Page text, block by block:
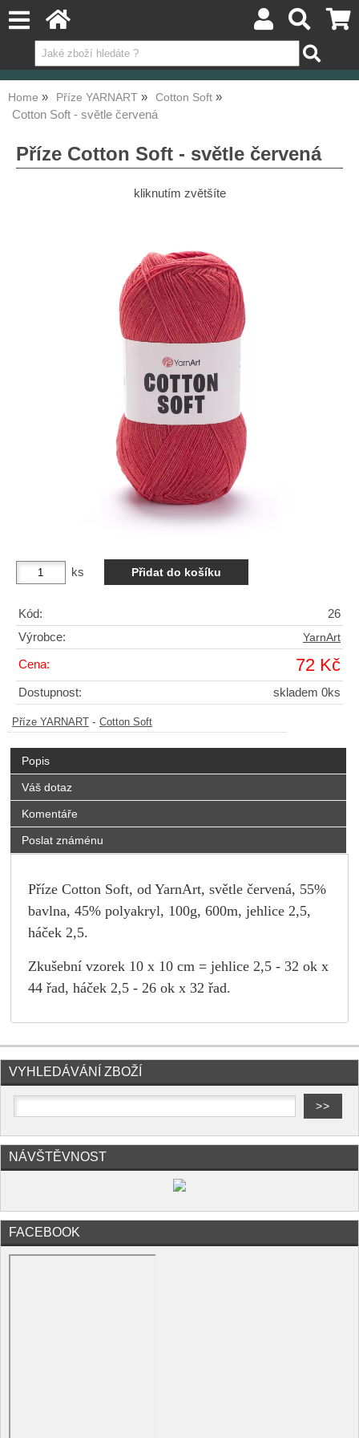
Home Příze YARNART Cotton Soft
Cotton Soft - světle červená
Příze Cotton Soft - světle červená
kliknutím zvětšíte
ks
Kód:
26
Výrobce:
YarnArt
Cena: 72 Kč
Dostupnost: skladem 0ks
Příze YARNART - Cotton Soft
Popis
Váš dotaz
Komentáře
Poslat známénu
Příze Cotton Soft, od YarnArt, světle červená, 55%
bavlna, 45% polyakryl, 100g, 600m, jehlice 2,5,
háček 2,5.
Zkušební vzorek 10 x 10 cm = jehlice 2,5 - 32 ok x
44 řad, háček 2,5 - 26 ok x 32 řad.
VYHLEDÁVÁNÍ ZBOŽÍ
NÁVŠTĚVNOST
FACEBOOK